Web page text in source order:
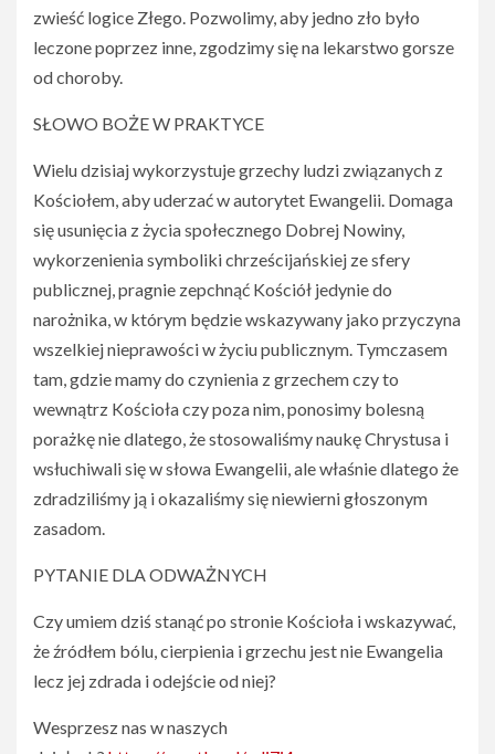
zwieść logice Złego. Pozwolimy, aby jedno zło było
leczone poprzez inne, zgodzimy się na lekarstwo gorsze
od choroby.
SŁOWO BOŻE W PRAKTYCE
Wielu dzisiaj wykorzystuje grzechy ludzi związanych z
Kościołem, aby uderzać w autorytet Ewangelii. Domaga
się usunięcia z życia społecznego Dobrej Nowiny,
wykorzenienia symboliki chrześcijańskiej ze sfery
publicznej, pragnie zepchnąć Kościół jedynie do
narożnika, w którym będzie wskazywany jako przyczyna
wszelkiej nieprawości w życiu publicznym. Tymczasem
tam, gdzie mamy do czynienia z grzechem czy to
wewnątrz Kościoła czy poza nim, ponosimy bolesną
porażkę nie dlatego, że stosowaliśmy naukę Chrystusa i
wsłuchiwali się w słowa Ewangelii, ale właśnie dlatego że
zdradziliśmy ją i okazaliśmy się niewierni głoszonym
zasadom.
PYTANIE DLA ODWAŻNYCH
Czy umiem dziś stanąć po stronie Kościoła i wskazywać,
że źródłem bólu, cierpienia i grzechu jest nie Ewangelia
lecz jej zdrada i odejście od niej?
Wesprzesz nas w naszych